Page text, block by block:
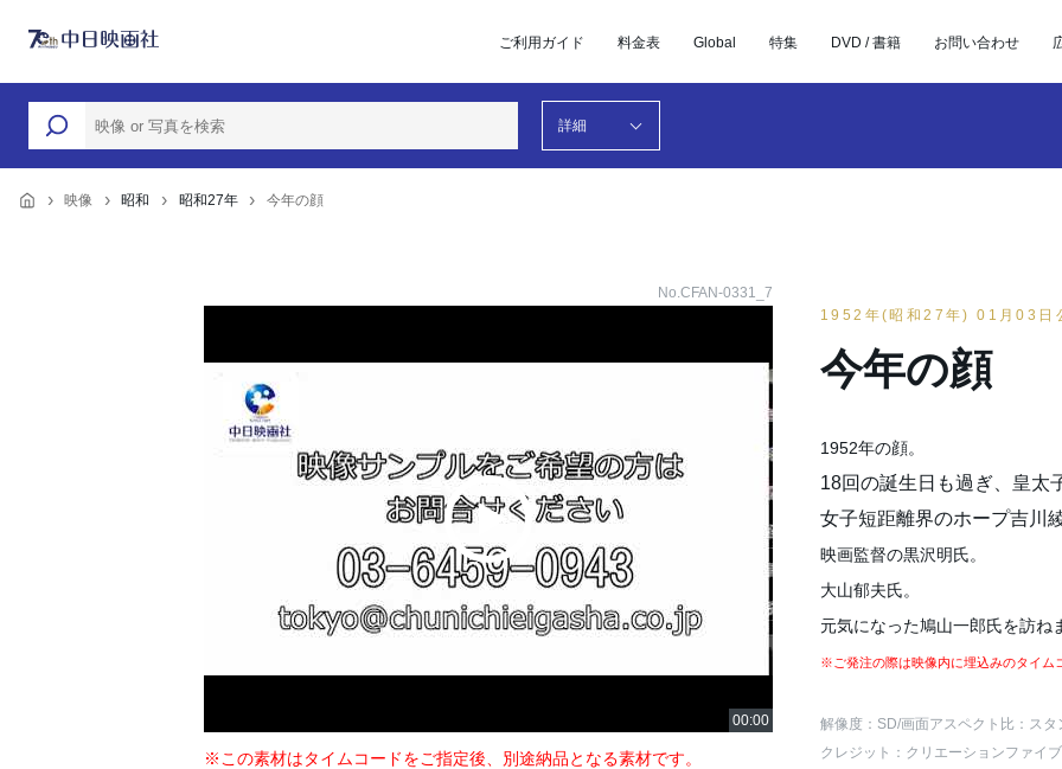
ご利用ガイド 料金表 Global 特集 DVD / 書籍 お問い合わせ
詳細
映像 昭和 昭和27年 今年の顔
No.CFAN-0331_7
※この素材はタイムコードをご指定後、別途納品となる素材です。
1952年(昭和27年) 01月03日
今年の顔
1952年の顔。
18回の誕生日も過ぎ、皇太
女子短距離界のホープ吉川
映画監督の黒沢明氏。
大山郁夫氏。
元気になった鳩山一郎氏を訪ね
※ご発注の際は映像内に埋込みのタイム
解像度：SD/画面アスペクト比：スタ
クレジット：クリエーションファイ